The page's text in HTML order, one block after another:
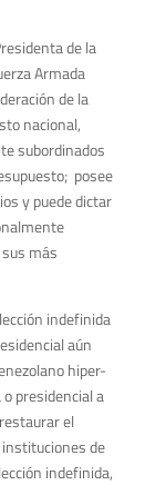
de la
Armada
de la
nacional,
subordinados
posee
y puede dictar
más
indefinida
aún
hiper-
presidencial a
el
de
indefinida,